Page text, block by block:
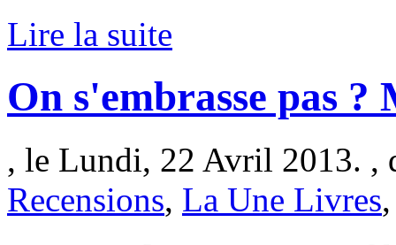
Lire la suite
On s'embrasse pas
, le Lundi, 22 Avril 2013. ,
Recensions, La Une Livres